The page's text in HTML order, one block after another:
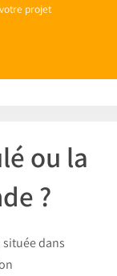
projet
ou la
?​
dans